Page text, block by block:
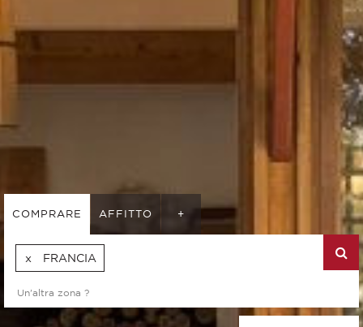
COMPRARE AFFITTO +
FRANCIA